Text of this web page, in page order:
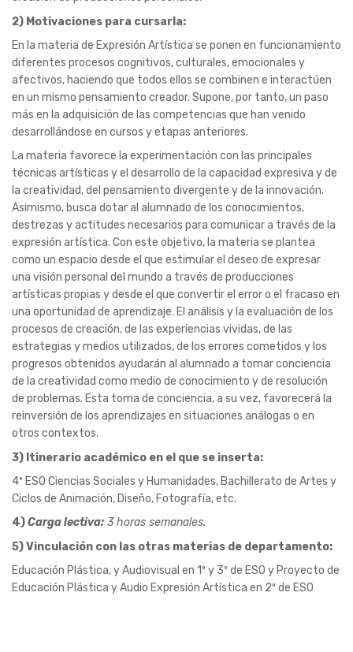
técnicas artísticas y el desarrollo de la capacidad expresiva y de
la creatividad, del pensamiento divergente y de la innovación.
Asimismo, busca dotar al alumnado de los conocimientos,
destrezas y actitudes necesarios para comunicar a través de la
expresión artística. Con este objetivo, la materia se plantea
como un espacio desde el que estimular el deseo de expresar
una visión personal del mundo a través de producciones
artísticas propias y desde el que convertir el error o el fracaso en
una oportunidad de aprendizaje. El análisis y la evaluación de los
procesos de creación, de las experiencias vividas, de las
estrategias y medios utilizados, de los errores cometidos y los
progresos obtenidos ayudarán al alumnado a tomar conciencia
de la creatividad como medio de conocimiento y de resolución
de problemas. Esta toma de conciencia, a su vez, favorecerá la
reinversión de los aprendizajes en situaciones análogas o en
otros contextos.
3) Itinerario académico en el que se inserta:
4º ESO Ciencias Sociales y Humanidades, Bachillerato de Artes y
Ciclos de Animación, Diseño, Fotografía, etc.
4)Carga lectiva:3 horas semanales.
5) Vinculación con las otras materias de departamento:
Educación Plástica, y Audiovisual en 1º y 3º de ESO y Proyecto de
2.3 Materias optativas propias de la
Comunidad Andaluza
Dibujo Técnico. 4º ESO